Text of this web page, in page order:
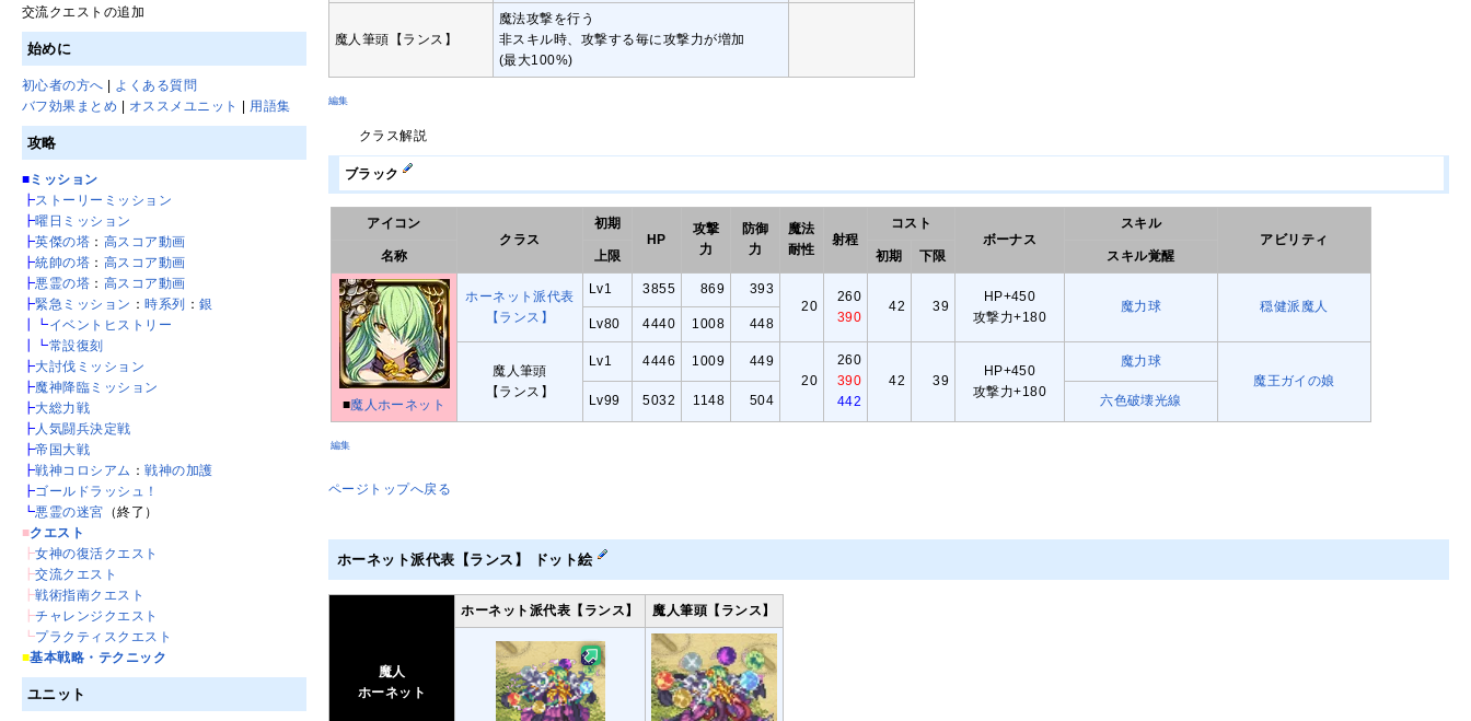
魔人筆頭【ランス】
魔法攻撃を行う
非スキル時、攻撃する毎に攻撃力が増加
(最大100%)
編集
クラス解説
ブラック
アイコン
クラス
初期
HP
攻撃
力
防御
力
魔法
耐性
射程
コスト
ボーナス
スキル
アビリティ
名称
上限 初期 下限 スキル覚醒
■魔人ホーネット
ホーネット派代表
【ランス】
Lv1 3855 869
393
20
260
390
42 39
HP+450
攻撃力+180
魔力球
穏健派魔人
Lv80
4440 1008 448
魔人筆頭
【ランス】
Lv1 4446 1009
449
20
260
390
442
42 39
HP+450
攻撃力+180
魔力球
魔王ガイの娘
Lv99
5032 1148 504 六色破壊光線
編集
ページトップへ戻る
ホーネット派代表【ランス】 ドット絵
魔人
ホーネット
ホーネット派代表【ランス】 魔人筆頭【ランス】
交流クエストの追加
始めに
初心者の方へ | よくある質問
バフ効果まとめ | オススメユニット | 用語集
攻略
■ ミッション
┣ストーリーミッション
┣曜日ミッション
┣英傑の塔 ： 高スコア動画
┣統帥の塔 ： 高スコア動画
┣悪霊の塔 ： 高スコア動画
┣緊急ミッション ：時系列 ：銀
┃┗イベントヒストリー
┃┗常設復刻
┣大討伐ミッション
┣魔神降臨ミッション
┣大総力戦
┣ 人気闘兵決定戦
┣帝国大戦
┣戦神コロシアム ：戦神の加護
┣ゴールドラッシュ！
┗悪霊の迷宮 （終了）
■クエスト
┣女神の復活クエスト
┣交流クエスト
┣戦術指南クエスト
┣チャレンジクエスト
┗プラクティスクエスト
■基本戦略・テクニック
ユニット